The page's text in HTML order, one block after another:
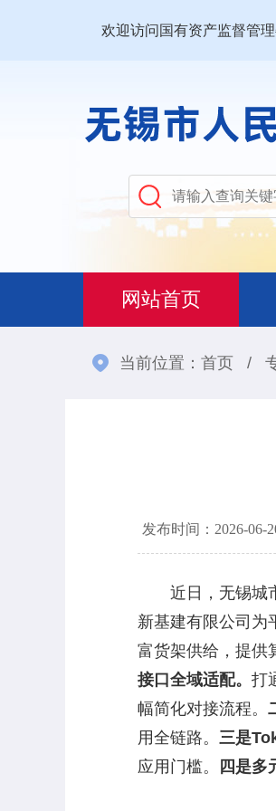
欢迎访问国有资产监督管
网站首页
当前位置： 首页 /
发布时间：2026-06-
近日，无锡城市
新基建有限公司为
富货架供给，提供
接口全域适配。 打
幅简化对接流程。
用全链路。 三是
应用门槛。
四是多